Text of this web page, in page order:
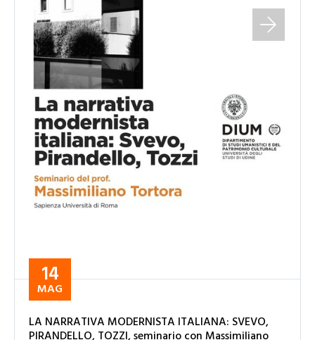
14
MAG
LA NARRATIVA MODERNISTA ITALIANA: SVEVO,
PIRANDELLO, TOZZI, seminario con Massimiliano